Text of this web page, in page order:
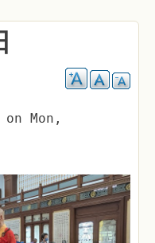
on Mon,